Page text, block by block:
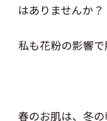
はありませんか？
私も花粉の影響
春のお肌は、冬